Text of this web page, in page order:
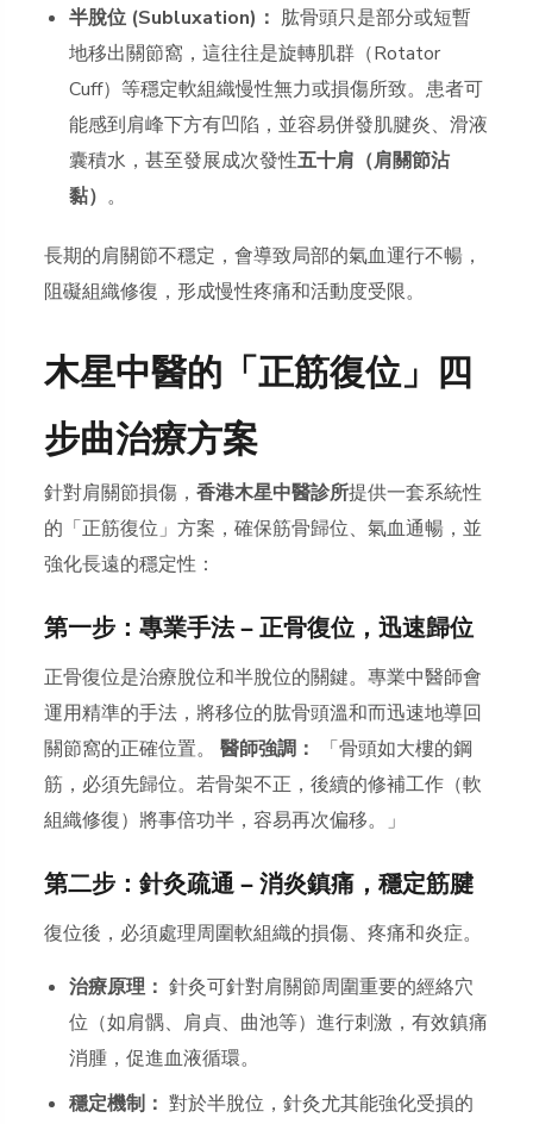
半脫位 (Subluxation)： 肱骨頭只是部分或短暫
地移出關節窩，這往往是旋轉肌群（Rotator
Cuff）等穩定軟組織慢性無力或損傷所致。患者可
能感到肩峰下方有凹陷，並容易併發肌腱炎、滑液
囊積水，甚至發展成次發性五十肩（肩關節沾
黏） 。
長期的肩關節不穩定，會導致局部的氣血運行不暢，
阻礙組織修復，形成慢性疼痛和活動度受限。
木星中醫的「正筋復位」四
步曲治療方案
針對肩關節損傷，香港木星中醫診所提供一套系統性
的「正筋復位」方案，確保筋骨歸位、氣血通暢，並
強化長遠的穩定性：
第一步：專業手法 — 正骨復位，迅速歸位
正骨復位是治療脫位和半脫位的關鍵。專業中醫師會
運用精準的手法，將移位的肱骨頭溫和而迅速地導回
關節窩的正確位置。醫師強調：
「骨頭如大樓的鋼
筋，必須先歸位。若骨架不正，後續的修補工作（軟
組織修復）將事倍功半，容易再次偏移。」
第二步：針灸疏通 — 消炎鎮痛，穩定筋腱
復位後，必須處理周圍軟組織的損傷、疼痛和炎症。
治療原理： 針灸可針對肩關節周圍重要的經絡穴
位（如肩髃、肩貞、曲池等）進行刺激，有效鎮痛
消腫，促進血液循環。
穩定機制： 對於半脫位，針灸尤其能強化受損的